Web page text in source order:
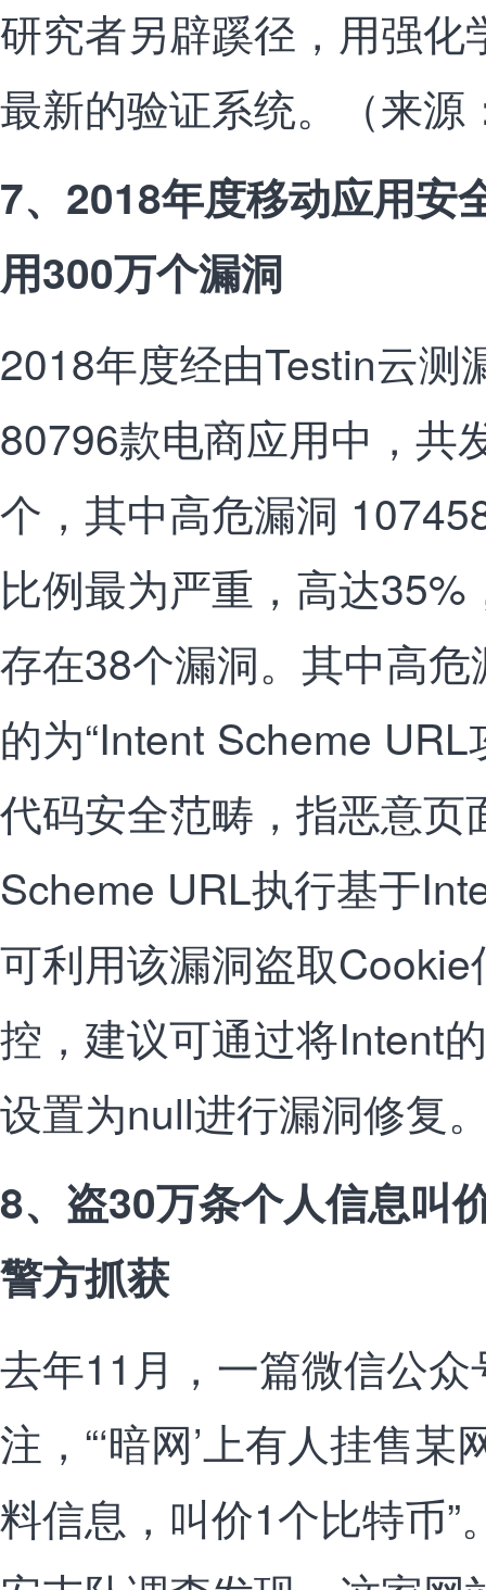
研究者另辟蹊径，用强化
最新的验证系统。（来源
7、2018年度移动应用安
用300万个漏洞
2018年度经由Testin云测
80796款电商应用中，共
个，其中高危漏洞
比例最为严重，高达
存在38个漏洞。其中高
的为“Intent Scheme
代码安全范畴，指恶意页
Scheme URL执行基于
可利用该漏洞盗取
控，建议可通过将Intent
设置为null进行漏洞修复
8、盗30万条个人信息叫
警方抓获
去年11月，一篇微信公
注，“‘暗网’上有人挂售
料信息，叫价1个比特币”